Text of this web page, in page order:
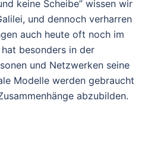
keine Scheibe” wissen wir
und dennoch verharren
auch heute oft noch im
besonders in der
und Netzwerken seine
Modelle werden gebraucht
abzubilden.